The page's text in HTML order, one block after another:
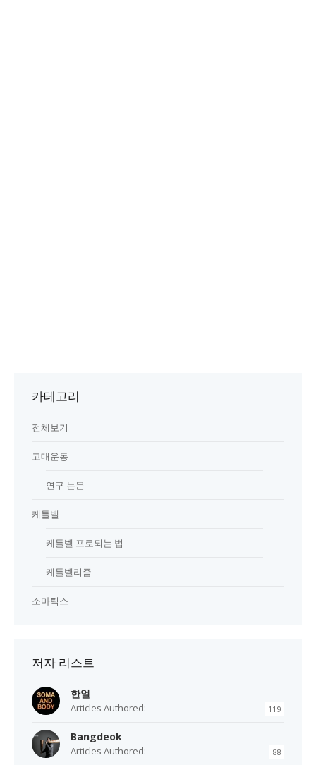
카테고리
전체보기
고대운동
연구 논문
케틀벨
케틀벨 프로되는 법
케틀벨리즘
소마틱스
저자 리스트
한얼
Articles Authored: 119
Bangdeok
Articles Authored: 88